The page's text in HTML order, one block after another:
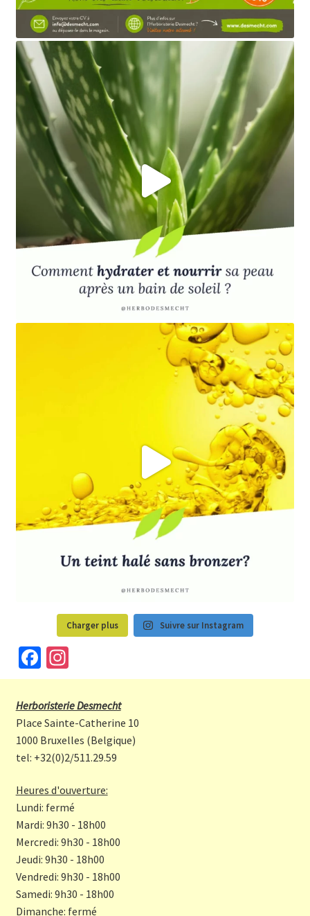
Charger plus Suivre sur Instagram
Fa
ce
b
o
o
k
In
st
a
gr
a
m
Herboristerie Desmecht
Place Sainte-Catherine 10
1000 Bruxelles (Belgique)
tel: +32(0)2/511.29.59
Heures d'ouverture:
Lundi: fermé
Mardi: 9h30 - 18h00
Mercredi: 9h30 - 18h00
Jeudi: 9h30 - 18h00
Vendredi: 9h30 - 18h00
Samedi: 9h30 - 18h00
Dimanche: fermé